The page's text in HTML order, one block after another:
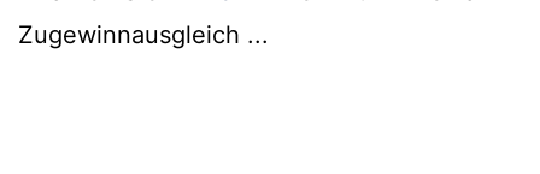
Zugewinnausgleich ...